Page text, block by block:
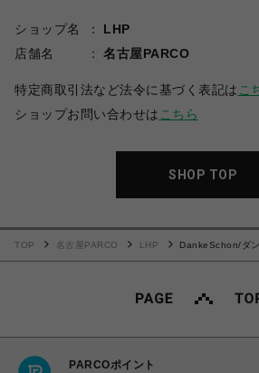
ショップ名
LHP
店舗名
名古屋PARCO
特定商取引法など法令に基づく表記は こ
ショップお問い合わせは こちら
SHOP TOP
TOP 名古屋PARCO LHP
DankeSchon/ダ
PARCOポイント